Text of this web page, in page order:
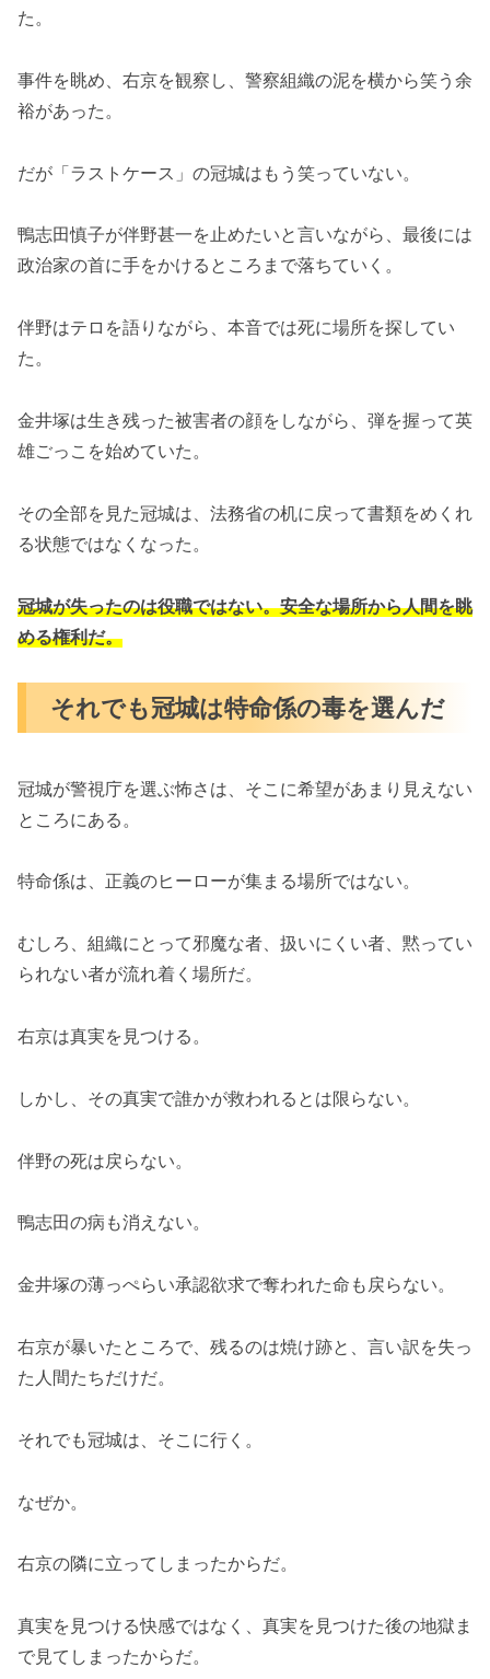
た。
事件を眺め、右京を観察し、警察組織の泥を横から笑う余
裕があった。
だが「ラストケース」の冠城はもう笑っていない。
鴨志田慎子が伴野甚一を止めたいと言いながら、最後には
政治家の首に手をかけるところまで落ちていく。
伴野はテロを語りながら、本音では死に場所を探してい
た。
金井塚は生き残った被害者の顔をしながら、弾を握って英
雄ごっこを始めていた。
その全部を見た冠城は、法務省の机に戻って書類をめくれ
る状態ではなくなった。
冠城が失ったのは役職ではない。安全な場所から人間を眺
める権利だ。
それでも冠城は特命係の毒を選んだ
冠城が警視庁を選ぶ怖さは、そこに希望があまり見えない
ところにある。
特命係は、正義のヒーローが集まる場所ではない。
むしろ、組織にとって邪魔な者、扱いにくい者、黙ってい
られない者が流れ着く場所だ。
右京は真実を見つける。
しかし、その真実で誰かが救われるとは限らない。
伴野の死は戻らない。
鴨志田の病も消えない。
金井塚の薄っぺらい承認欲求で奪われた命も戻らない。
右京が暴いたところで、残るのは焼け跡と、言い訳を失っ
た人間たちだけだ。
それでも冠城は、そこに行く。
なぜか。
右京の隣に立ってしまったからだ。
真実を見つける快感ではなく、真実を見つけた後の地獄ま
で見てしまったからだ。